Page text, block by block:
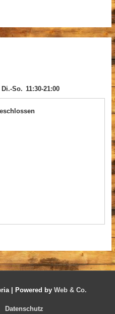
Di.-So. 11:30-21:00
| Powered by Web & Co.
Datenschutz